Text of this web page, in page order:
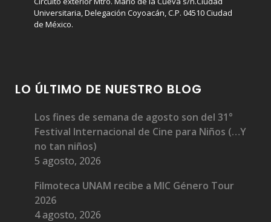
Medalla Filmoteca a Pastor Vega
Medalla Filmoteca a Julio García Espinosa
Medalla Filmoteca a Gilberto Martínez Solares
Universitaria, Delegación Coyoacán, C.P. 04510 Ciudad
de México.
LO ÚLTIMO DE NUESTRO BLOG
Los fines de semana de agosto son del 31°
Festival Internacional de Cine para Niños (…Y
no tan niños)
5 agosto, 2026
Filmoteca UNAM recibe a MIC Género Tour
2026
4 agosto, 2026